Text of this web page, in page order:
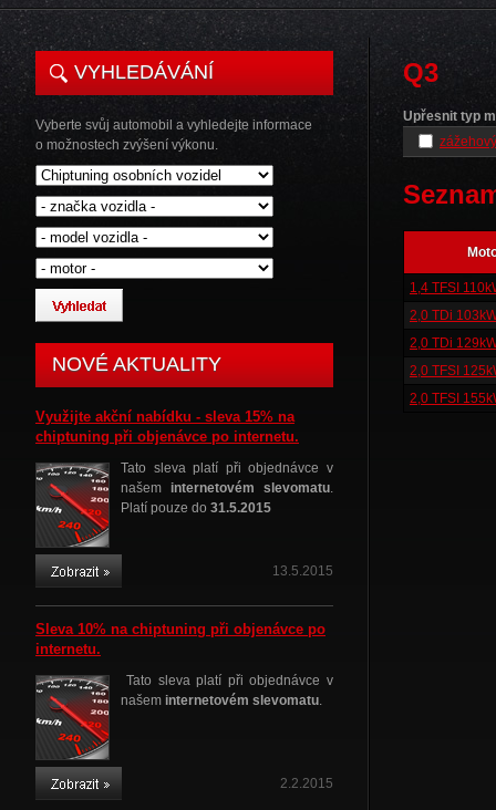
VYHLEDÁVÁNÍ
Vyberte svůj automobil a vyhledejte informace
o možnostech zvýšení výkonu.
NOVÉ AKTUALITY
Využijte akční nabídku - sleva 15% na
chiptuning při objenávce po internetu.
Tato sleva platí při objednávce v
našem internetovém slevomatu.
Platí pouze do 31.5.2015
13.5.2015
Sleva 10% na chiptuning při objenávce po
internetu.
Tato sleva platí při objednávce v
našem internetovém slevomatu.
2.2.2015
Q3
Upřesnit typ
1,4 TFSI
2,0 TDi
2,0 TDi
2,0 TFSI
2,0 TFSI